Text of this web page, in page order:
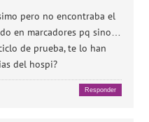
pero no encontraba el
en marcadores pq sino…
de prueba, te lo han
del hospi?
Responder